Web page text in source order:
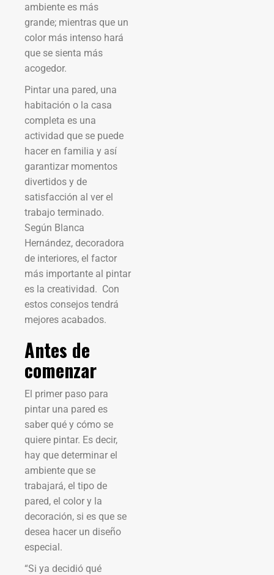
ambiente es más
grande; mientras que un
color más intenso hará
que se sienta más
acogedor.
Pintar una pared, una
habitación o la casa
completa es una
actividad que se puede
hacer en familia y así
garantizar momentos
divertidos y de
satisfacción al ver el
trabajo terminado.
Según Blanca
Hernández, decoradora
de interiores, el factor
más importante al pintar
es la creatividad. Con
estos consejos tendrá
mejores acabados.
Antes de
comenzar
El primer paso para
pintar una pared es
saber qué y cómo se
quiere pintar. Es decir,
hay que determinar el
ambiente que se
trabajará, el tipo de
pared, el color y la
decoración, si es que se
desea hacer un diseño
especial.
“Si ya decidió qué